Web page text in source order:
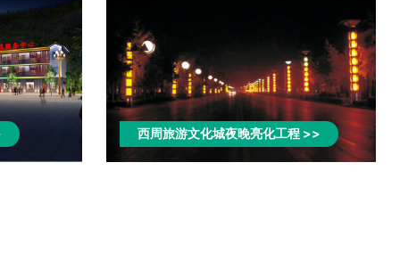
西周旅游文化城夜晚亮化工程>>